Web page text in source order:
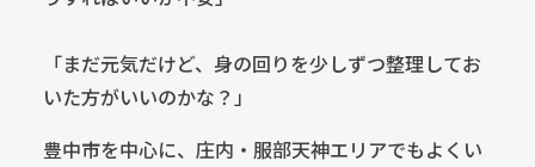
「まだ元気だけど、身の回りを少しずつ整理してお
いた方がいいのかな？」
豊中市を中心に、庄内・服部天神エリアでもよくい